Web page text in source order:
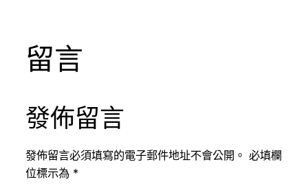
留言
發佈留言
發佈留言必須填寫的電子郵件地址不會公開。 必填欄
位標示為 *